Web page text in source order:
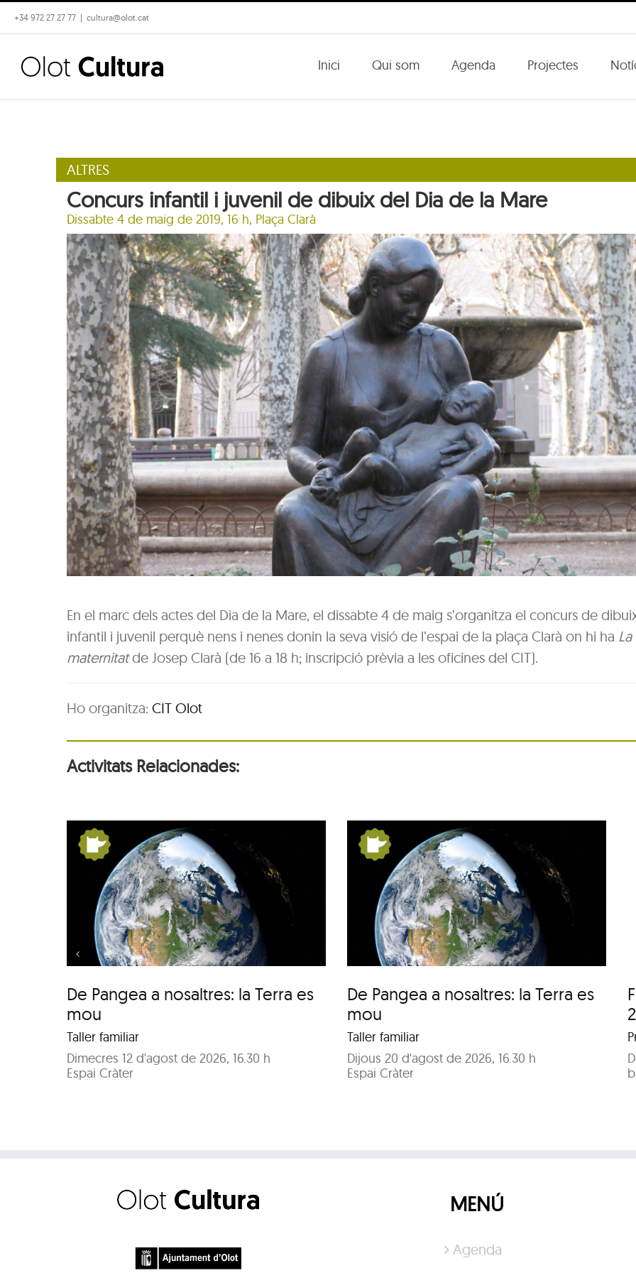
Skip
to
content
+34 972 27 27 77 | cultura@olot.cat
Inici Qui som Agenda Projectes
ALTRES
Concurs infantil i juvenil de dibuix del Dia de la Mare
Dissabte 4 de maig de 2019, 16 h, Plaça Clarà
En el marc dels actes del Dia de la Mare, el dissabte 4 de maig s’organitza el concurs de
infantil i juvenil perquè nens i nenes donin la seva visió de l’espai de la plaça Clarà on hi ha La
maternitatde Josep Clarà (de 16 a 18 h; inscripció prèvia a les oficines del CIT).
Ho organitza:CIT Olot
Activitats Relacionades:
De Pangea a nosaltres: la Terra es
mou
Taller familiar
Dimecres 12 d'agost de 2026, 16.30 h
Espai Cràter
De Pangea a nosaltres:
la Terra es mou
De Pangea a nosaltres: la Terra es
mou
Taller familiar
Dijous 20 d'agost de 2026, 16.30 h
Espai Cràter
Festa Major del barri
de Pequín 2026
MENÚ
Agenda